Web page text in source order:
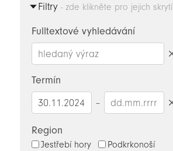
Filtry- zde klikněte pro jejich skrytí
Fulltextové vyhledávání
Termín
–
Region
Jestřebí hory
Podkrkonoší